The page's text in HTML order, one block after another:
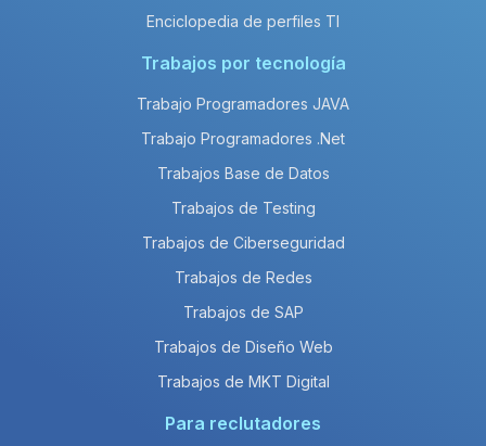
Enciclopedia de perfiles TI
Trabajos por tecnología
Trabajo Programadores JAVA
Trabajo Programadores .Net
Trabajos Base de Datos
Trabajos de Testing
Trabajos de Ciberseguridad
Trabajos de Redes
Trabajos de SAP
Trabajos de Diseño Web
Trabajos de MKT Digital
Para reclutadores